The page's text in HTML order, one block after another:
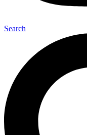
Search